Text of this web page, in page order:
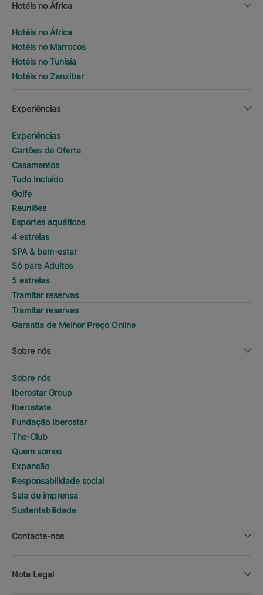
Hotéis no África
Hotéis no África
Hotéis no Marrocos
Hotéis no Tunísia
Hotéis no Zanzibar
Experiências
Experiências
Cartões de Oferta
Casamentos
Tudo Incluído
Golfe
Reuniões
Esportes aquáticos
4 estrelas
SPA & bem-estar
Só para Adultos
5 estrelas
Tramitar reservas
Tramitar reservas
Garantia de Melhor Preço Online
Sobre nós
Sobre nós
Iberostar Group
Iberostate
Fundação Iberostar
The-Club
Quem somos
Expansão
Responsabilidade social
Sala de imprensa
Sustentabilidade
Contacte-nos
Nota Legal